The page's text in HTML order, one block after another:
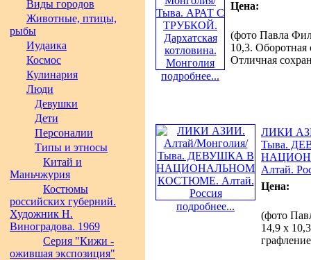
Виды городов
Животные, птицы,
рыбы
Иудаика
Космос
Кулинария
Люди
Девушки
Дети
Персоналии
Типы и этносы
Китай и
Маньчжурия
Костюмы
российских губерний.
Художник Н.
Виноградова. 1969
Серия "Кижи -
ожившая экспозиция"
подробнее...
Цена:
(фото Павла
10,3. Оборотная
Отличная
подробнее...
ЛИКИ
Тыва.
Алтай.
Цена:
(фото
14,9 х